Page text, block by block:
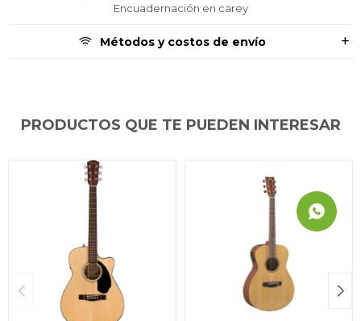
Encuadernación en carey
Métodos y costos de envío
PRODUCTOS QUE TE PUEDEN INTERESAR